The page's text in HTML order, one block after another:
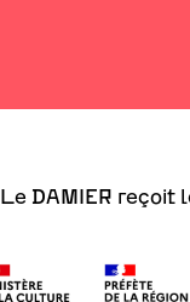
Le DAMIER reçoit